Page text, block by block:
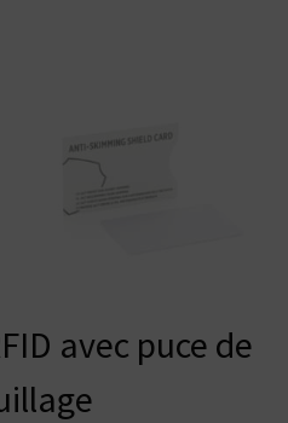
avec puce de